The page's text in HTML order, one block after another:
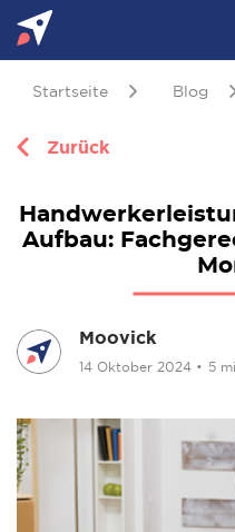
Startseite Blog
Zurück
Aufbau:
Moovick
14 Oktober 2024 • 5